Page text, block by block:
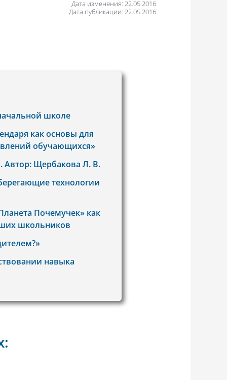
Дата изменения: 22.05.2016
Дата публикации: 22.05.2016
школе
как основы для
обучающихся»
Автор: Щербакова Л. В.
технологии
Почемучек» как
школьников
навыка